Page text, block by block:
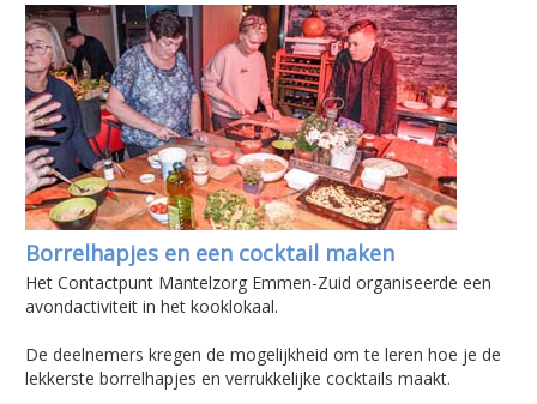
Borrelhapjes en een cocktail maken
Het Contactpunt Mantelzorg Emmen-Zuid organiseerde een
avondactiviteit in het kooklokaal.
De deelnemers kregen de mogelijkheid om te leren hoe je de
lekkerste borrelhapjes en verrukkelijke cocktails maakt.